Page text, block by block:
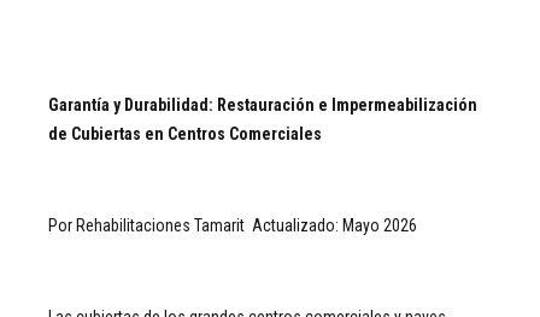
Garantía y Durabilidad: Restauración e Impermeabilización
de Cubiertas en Centros Comerciales
Por Rehabilitaciones Tamarit Actualizado: Mayo 2026